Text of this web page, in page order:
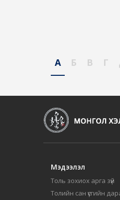
А Б В Г
Мэдээлэл
Толь зохиох арга зүй
Толийн сан үсгийн